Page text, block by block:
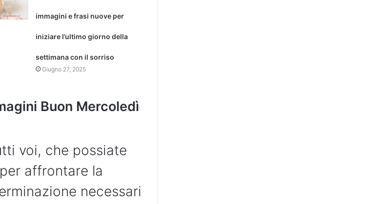
immagini e frasi nuove per
iniziare l’ultimo giorno della
settimana con il sorriso
Giugno 27, 2025
Buon Mercoledì
voi, che possiate
affrontare la
necessari